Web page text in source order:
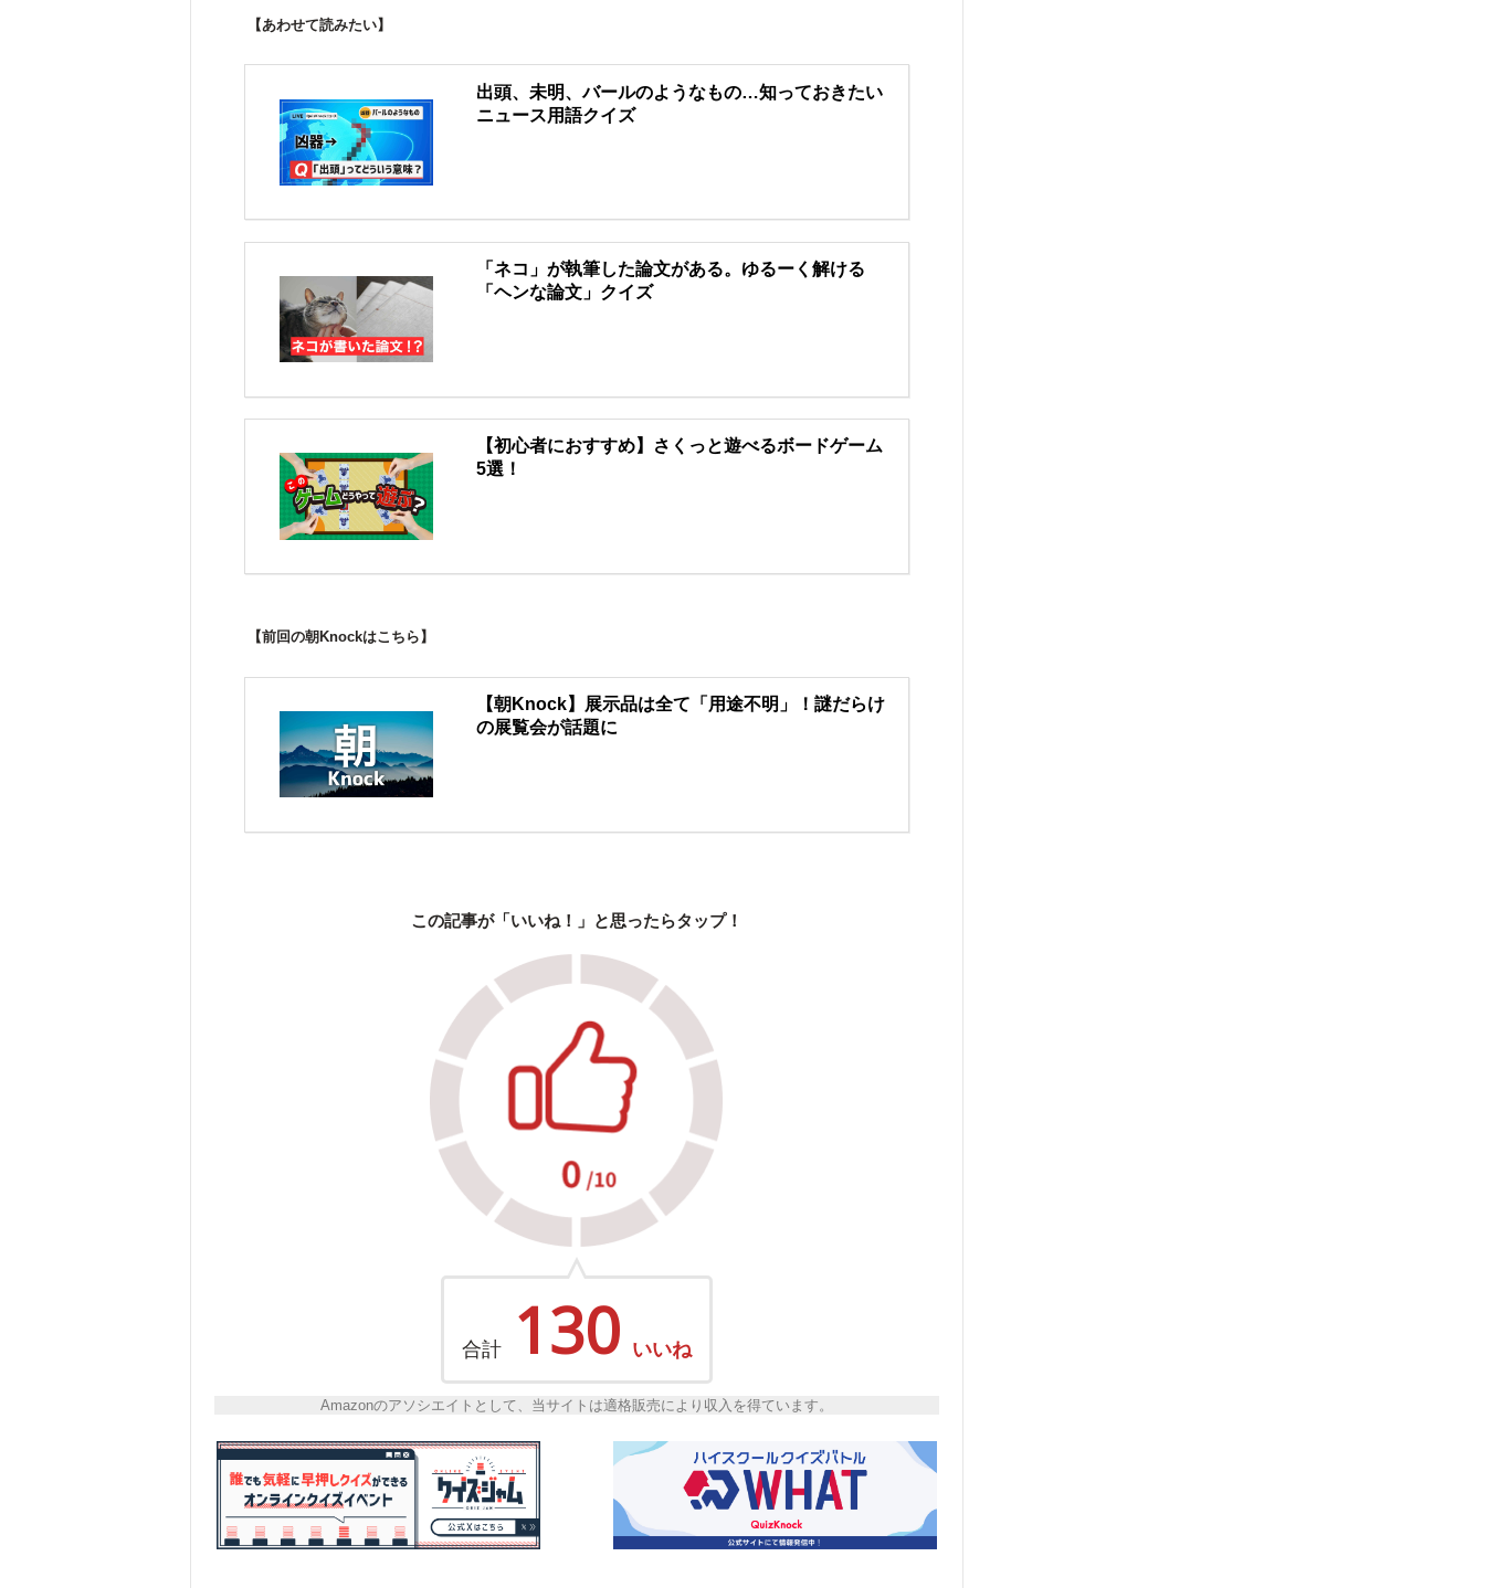
【あわせて読みたい】
出頭、未明、バールのようなもの…知っておきたい
ニュース用語クイズ
「ネコ」が執筆した論文がある。ゆるーく解ける
「ヘンな論文」クイズ
【初心者におすすめ】さくっと遊べるボードゲーム
5選！
【前回の朝Knockはこちら】
【朝Knock】展示品は全て「用途不明」！謎だらけ
の展覧会が話題に
この記事が「いいね！」と思ったらタップ！
合計 130 いいね
Amazonのアソシエイトとして、当サイトは適格販売により収入を得ています。